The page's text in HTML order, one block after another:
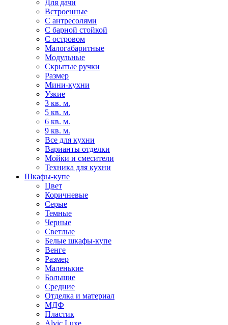
Для дачи
Встроенные
С антресолями
С барной стойкой
С островом
Малогабаритные
Модульные
Скрытые ручки
Размер
Мини-кухни
Узкие
3 кв. м.
5 кв. м.
6 кв. м.
9 кв. м.
Все для кухни
Варианты отделки
Мойки и смесители
Техника для кухни
Шкафы-купе
Цвет
Коричневые
Серые
Темные
Черные
Светлые
Белые шкафы-купе
Венге
Размер
Маленькие
Большие
Средние
Отделка и материал
МДФ
Пластик
Alvic Luxe